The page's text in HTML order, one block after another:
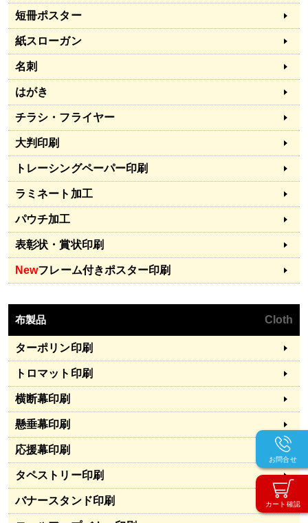
カート確認
お問合せ
短冊ポスター
紙スローガン
名刺
はがき
チラシ・フライヤー
大判印刷
トレーシングペーパー印刷
ラミネート加工
パウチ加工
表彰状・賞状印刷
Newフレーム付きポスター印刷
布製品 Cloth
ターポリン印刷
トロマット印刷
横断幕印刷
懸垂幕印刷
応援幕印刷
タペストリー印刷
バナースタンド印刷